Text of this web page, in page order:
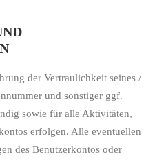
der Vertraulichkeit seines /
und sonstiger ggf.
sowie für alle Aktivitäten,
erfolgen. Alle eventuellen
des Benutzerkontos oder